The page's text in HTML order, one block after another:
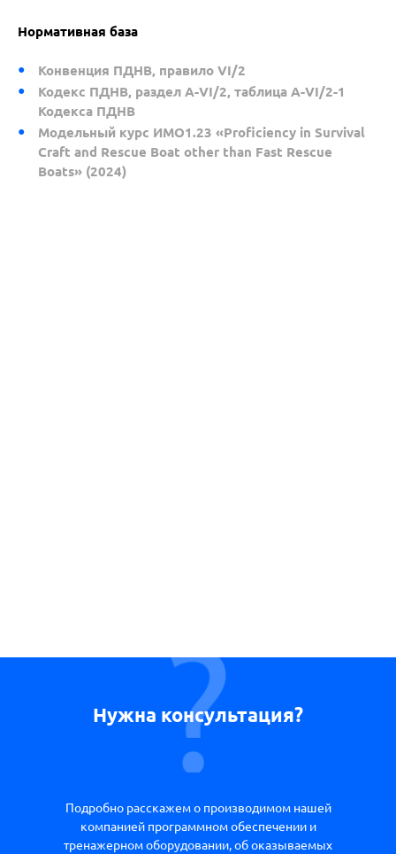
Нормативная база
Конвенция ПДНВ, правило VI/2
Кодекс ПДНВ, раздел A-VI/2, таблица A-VI/2-1
Кодекса ПДНВ
Модельный курс ИМО1.23 «Proficiency in Survival
Craft and Rescue Boat other than Fast Rescue
Boats» (2024)
Нужна консультация?
Подробно расскажем о производимом нашей
компанией программном обеспечении и
тренажерном оборудовании, об оказываемых